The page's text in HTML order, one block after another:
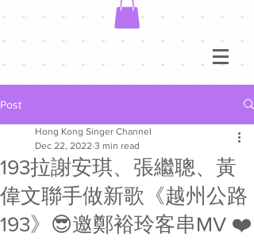
Post
193拉謝安琪、張繼聰、黃
偉文聯手做新歌《越州公路
193》😎邀鄭裕玲客串MV ❤️
Hong Kong Singer Channel
Dec 22, 2022 3 min read